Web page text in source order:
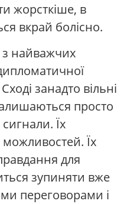
жорсткіше, в
вкрай болісно.
з найважчих
занадто вільні
просто
Їх
можливостей. Їх
для
зупиняти вже
переговорами і